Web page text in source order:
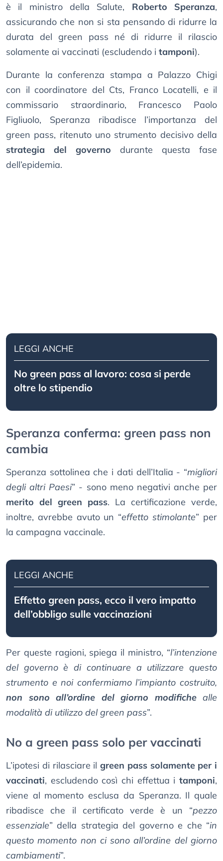
è il ministro della Salute, Roberto Speranza,
assicurando che non si sta pensando di ridurre la
durata del green pass né di ridurre il rilascio
solamente ai vaccinati (escludendo i tamponi).
Durante la conferenza stampa a Palazzo Chigi
con il coordinatore del Cts, Franco Locatelli, e il
commissario straordinario, Francesco Paolo
Figliuolo, Speranza ribadisce l’importanza del
green pass, ritenuto uno strumento decisivo della
strategia del governo durante questa fase
dell’epidemia.
LEGGI ANCHE
No green pass al lavoro: cosa si perde
oltre lo stipendio
Speranza conferma: green pass non
cambia
Speranza sottolinea che i dati dell’Italia - “migliori
degli altri Paesi” - sono meno negativi anche per
merito del green pass. La certificazione verde,
inoltre, avrebbe avuto un “effetto stimolante” per
la campagna vaccinale.
LEGGI ANCHE
Effetto green pass, ecco il vero impatto
dell’obbligo sulle vaccinazioni
Per queste ragioni, spiega il ministro, “l’intenzione
del governo è di continuare a utilizzare questo
strumento e noi confermiamo l’impianto costruito,
non sono all’ordine del giorno modifichealle
modalità di utilizzo del green pass”.
No a green pass solo per vaccinati
L’ipotesi di rilasciare il green pass solamente per i
vaccinati, escludendo così chi effettua i tamponi,
viene al momento esclusa da Speranza. Il quale
ribadisce che il certificato verde è un “pezzo
essenziale” della strategia del governo e che “in
questo momento non ci sono all’ordine del giorno
cambiamenti”.